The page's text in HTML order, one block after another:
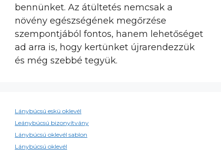
bennünket. Az átültetés nemcsak a
növény egészségének megőrzése
szempontjából fontos, hanem lehetőséget
ad arra is, hogy kertünket újrarendezzük
és még szebbé tegyük.
Lánybúcsú eskü oklevél
Leánybúcsú bizonyítvány
Lánybúcsú oklevél sablon
Lánybúcsú oklevél